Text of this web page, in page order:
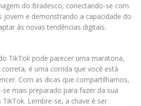
do Bradesco, conectando-se com
jovem e demonstrando a capacidade do
às novas tendências digitais.
TikTok pode parecer uma maratona,
é uma corrida que você está
Com as dicas que compartilhamos,
mais preparado para fazer da sua
Lembre-se, a chave é ser